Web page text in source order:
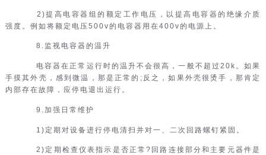
2)提高电容器组的额定工作电压，以提高电容器的绝缘介质
强度。例如将额定电压500v的电容器用在400v的电源上。
8.监视电容器的温升
电容器在正常运行时的温升不会很高，一般不超过20k。如果
手摸其外壳，感到微温，那是正常的;反之，如果外壳很烫手，那肯定
内部存在故障，应停电退出运行。
9.加强日常维护
1)定期对设备进行停电清扫并对一、二次回路螺钉紧固。
2)定期检查仪表指示是否正常?回路连接部分和主要元器件是